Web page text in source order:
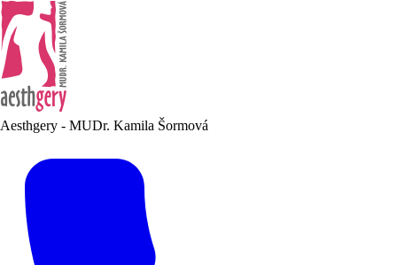
Aesthgery - MUDr. Kamila Šormová